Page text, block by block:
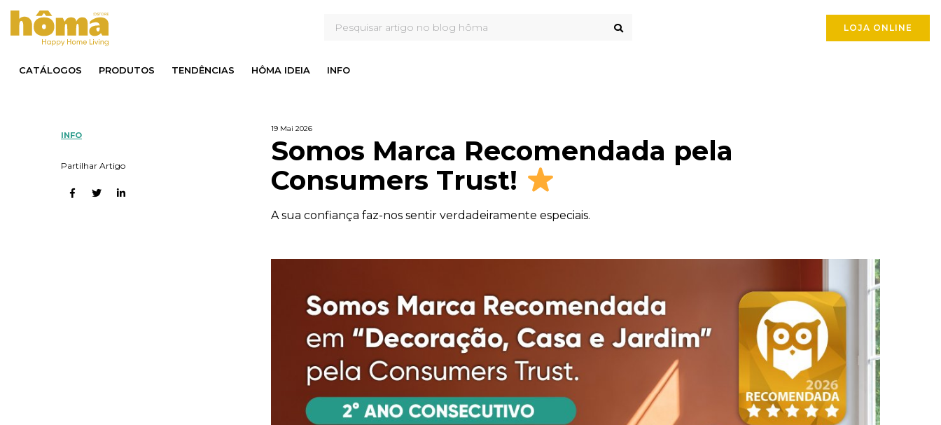
LOJA ONLINE
CATÁLOGOS PRODUTOS TENDÊNCIAS HÔMA IDEIA INFO
INFO
Partilhar Artigo
19 Mai 2026
Somos Marca Recomendada pela
Consumers Trust!
A sua confiança faz-nos sentir verdadeiramente especiais.